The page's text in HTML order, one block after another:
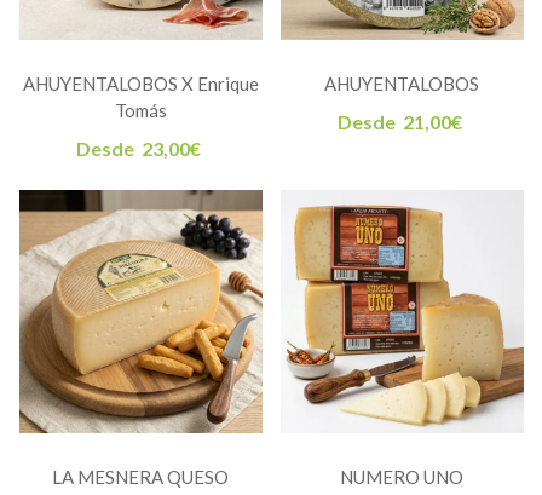
AHUYENTALOBOS X Enrique
Tomás
Desde 23,00€
AHUYENTALOBOS
Desde 21,00€
LA MESNERA QUESO
NUMERO UNO